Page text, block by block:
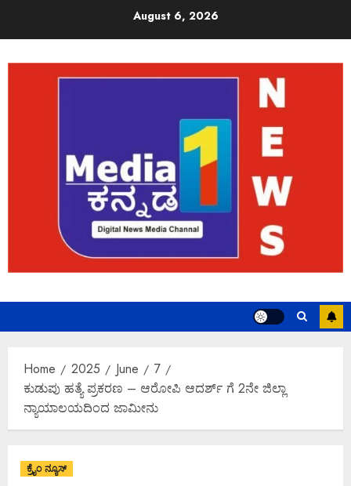
August 6, 2026
Home 2025 June
7
ಕುಡುಪು ಹತ್ಯೆ ಪ್ರಕರಣ – ಆರೋಪಿ ಆದರ್ಶ್‌ ಗೆ 2ನೇ ಜಿಲ್ಲಾ
ನ್ಯಾಯಾಲಯದಿಂದ ಜಾಮೀನು
ಕ್ರೈಂ ನ್ಯೂಸ್